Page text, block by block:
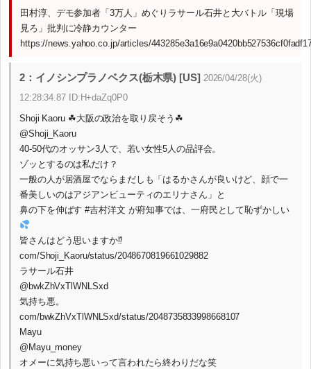
田村淳、デモ参加者「3万人」めぐりラサール石井と大バトル「現場
見ろ」批判に冷静カウンター
https://news.yahoo.co.jp/articles/
2：イノシンプラノベクス(栃木県) [US] 2026/04/28(火)
12:28:34.87 ID:H+daZq0P0
Shoji Kaoru ☘大阪の政治を取り戻そう☘
@Shoji_Kaoru
40‐50代のオッサン3人で、若い女性5人の品評会。
ゾッとするのは私だけ？
一般の人が居酒屋でならまだしも「はるかさんが良いけど、顔で一
番美しいのはアジアンビューティのエリナさん」と
鼻の下を伸ばす #吉村洋文 が府知事では、一府民として恥ずかしい
皆さんはどう思いますか⁉
com/Shoji_Kaoru/status/2048670819661029882
ラサール石井
@bwkZhVxTlWNLSxd
気持ち悪。
com/bwkZhVxTlWNLSxd/status/2048735833998668107
Mayu
@Mayu_money
オメーに気持ち悪いって言われたら終わりだな笑